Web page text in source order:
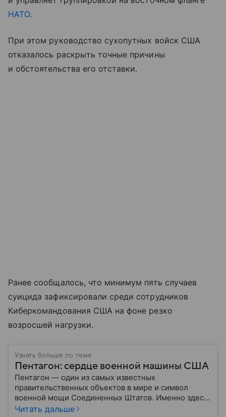
НАТО.
При этом руководство сухопутных войск США
отказалось раскрыть точные причины
и обстоятельства его отставки.
Ранее сообщалось, что минимум пять случаев
суицида зафиксировали среди сотрудников
Киберкомандования США на фоне резко
возросшей нагрузки.
Узнать больше по теме
Пентагон: сердце военной машины США
Пентагон — один из самых известных
правительственных объектов в мире и символ
военной мощи Соединенных Штатов. Именно здесь
располагается штаб-квартира Министерства
Читать дальше